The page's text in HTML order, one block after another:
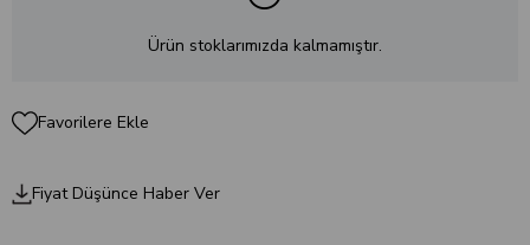
Ürün stoklarımızda kalmamıştır.
Favorilere Ekle
Fiyat Düşünce Haber Ver